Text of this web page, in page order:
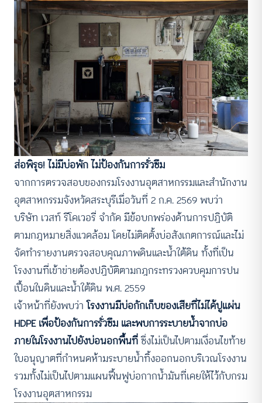
ส่อพิรุธ! ไม่มีบ่อพัก ไม่ป้องกันการรั่วซึม
จากการตรวจสอบของกรมโรงงานอุตสาหกรรมและสำนักงาน
อุตสาหกรรมจังหวัดสระบุรีเมื่อวันที่ 2 ก.ค. 2569 พบว่า
บริษัท เวสท์ รีโคเวอรี่ จำกัด มีข้อบกพร่องด้านการปฏิบัติ
ตามกฎหมายสิ่งแวดล้อม โดยไม่ติดตั้งบ่อสังเกตการณ์และไม่
จัดทำรายงานตรวจสอบคุณภาพดินและน้ำใต้ดิน ทั้งที่เป็น
โรงงานที่เข้าข่ายต้องปฏิบัติตามกฎกระทรวงควบคุมการปน
เปื้อนในดินและน้ำใต้ดิน พ.ศ. 2559
เจ้าหน้าที่ยังพบว่าโรงงานมีบ่อกักเก็บของเสียที่ไม่ได้ปูแผ่น
HDPE เพื่อป้องกันการรั่วซึม และพบการระบายน้ำจากบ่อ
ภายในโรงงานไปยังบ่อนอกพื้นที่ซึ่งไม่เป็นไปตามเงื่อนไขท้าย
ใบอนุญาตที่กำหนดห้ามระบายน้ำทิ้งออกนอกบริเวณโรงงาน
รวมทั้งไม่เป็นไปตามแผนฟื้นฟูบ่อกากน้ำมันที่เคยให้ไว้กับกรม
โรงงานอุตสาหกรรม